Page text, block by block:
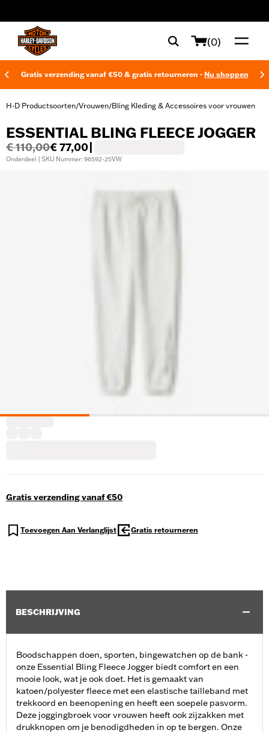
(0)
Gratis verzending vanaf €50 & gratis retourneren - Nu shoppen
H-D Productsoorten/Vrouwen/Bling Kleding & Accessoires voor vrouwen
ESSENTIAL BLING FLEECE JOGGER
€ 110,00€ 77,00
Onderdeel | SKU Nummer: 96592-25VW
Gratis verzending vanaf €50
Toevoegen Aan Verlanglijst Gratis retourneren
BESCHRIJVING
Boodschappen doen, sporten, bingewatchen op de bank -
onze Essential Bling Fleece Jogger biedt comfort en een
mooie look, wat je ook doet. Het is gemaakt van
katoen/polyester fleece met een elastische tailleband met
trekkoord en beenopening en heeft een soepele pasvorm.
Deze joggingbroek voor vrouwen heeft ook zijzakken met
drukknopen om je benodigdheden in op te bergen. Onze